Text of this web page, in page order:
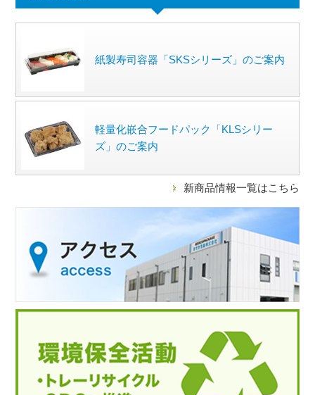
紙製寿司容器「SKSシリーズ」のご案内
軽量化嵌合フードパック「KLSシリー
ズ」のご案内
新商品情報一覧はこちら